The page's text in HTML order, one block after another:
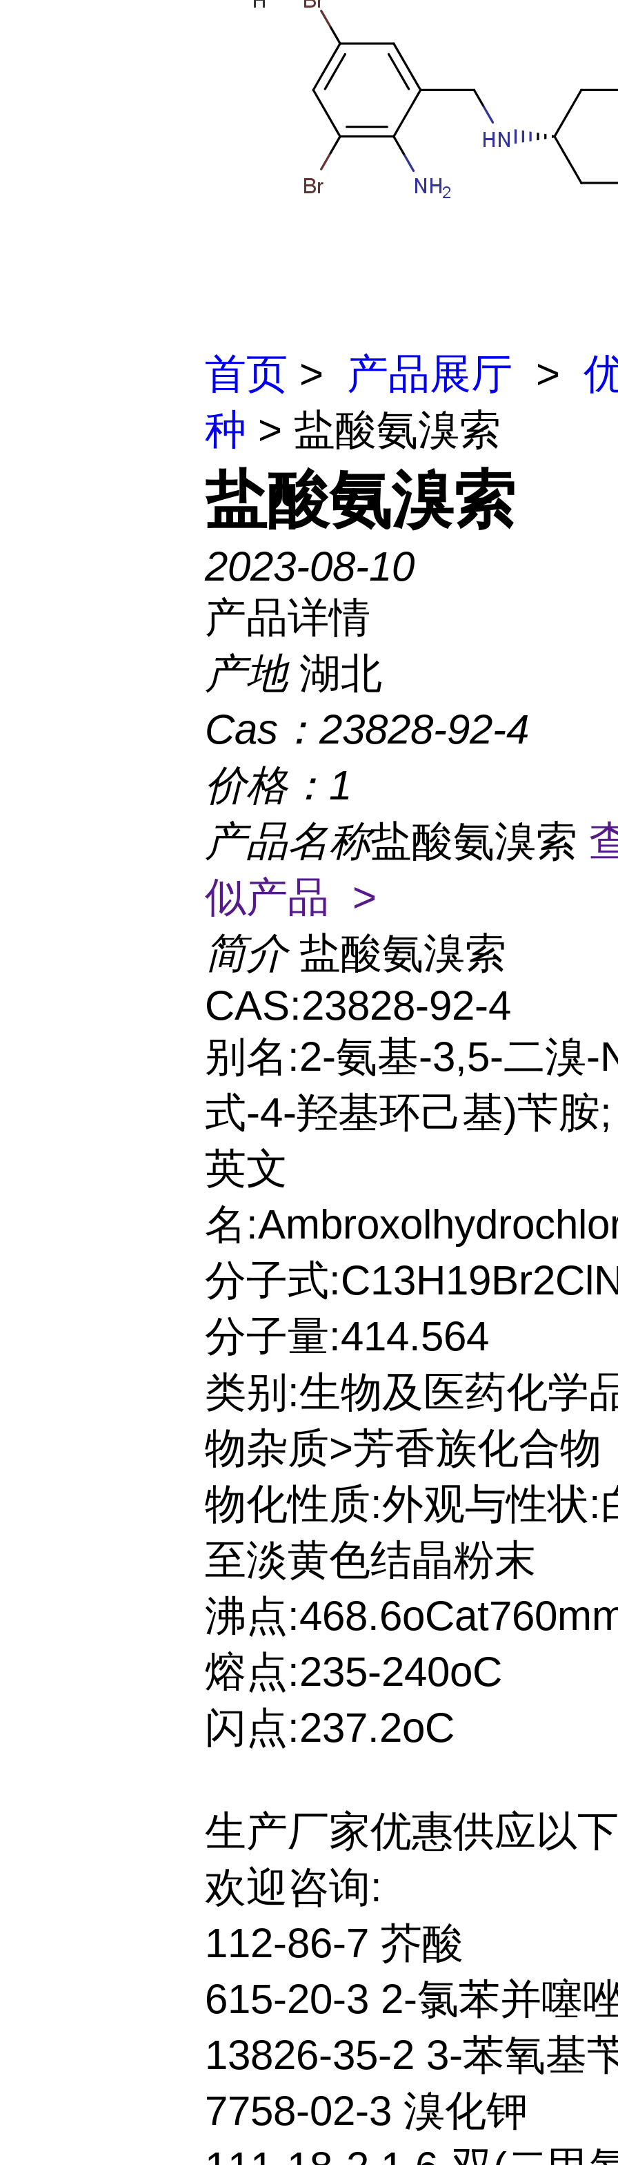
首页 > 产品展厅 >
种 > 盐酸氨溴索
盐酸氨溴索
2023-08-10
产品详情
产地 湖北
Cas： 23828-92-4
价格： 1
产品名称盐酸氨溴索
似产品 >
简介 盐酸氨溴索
CAS:23828-92-4
别名:2-氨基-3,5-二溴-
式-4-羟基环己基)苄胺;
英文
名
分子式
分子量:414.564
类别:生物及医药化学
物杂质>芳香族化合物
物化性质:外观与性状:
至淡黄色结晶粉末
沸点
熔点:235-240oC
闪点:237.2oC
生产厂家优惠供应以
欢迎咨询:
112-86-7 芥酸
615-20-3 2-氯苯并噻
13826-35-2 3-苯氧基
7758-02-3 溴化钾